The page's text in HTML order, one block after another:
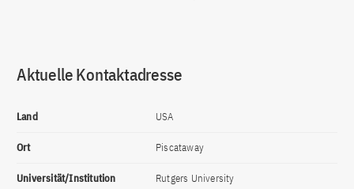
Aktuelle Kontaktadresse
Land USA
Ort Piscataway
Universität/Institution Rutgers University